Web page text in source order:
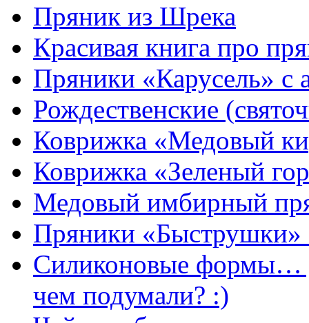
Пряник из Шрека
Красивая книга про
Пряники «Карусель» с
Рождественские
Коврижка «Медовый
Коврижка «Зеленый
Медовый имбирный
Пряники «Быструшки»
Силиконовые формы…
чем подумали? :)